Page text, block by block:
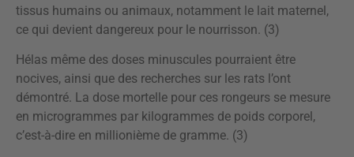
tissus humains ou animaux, notamment le lait maternel,
ce qui devient dangereux pour le nourrisson. (3)
Hélas même des doses minuscules pourraient être
nocives, ainsi que des recherches sur les rats l’ont
démontré. La dose mortelle pour ces rongeurs se mesure
en microgrammes par kilogrammes de poids corporel,
c’est-à-dire en millionième de gramme. (3)